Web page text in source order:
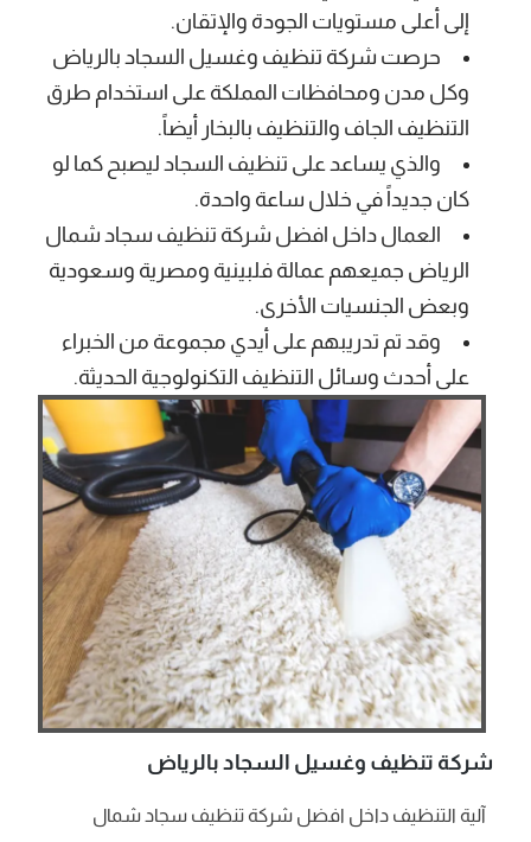
إلى أعلى مستويات الجودة والإتقان.
حرصت شركة تنظيف وغسيل السجاد بالرياض
وكل مدن ومحافظات المملكة على استخدام طرق
التنظيف الجاف والتنظيف بالبخار أيضاً.
والذي يساعد على تنظيف السجاد ليصبح كما لو
كان جديداً في خلال ساعة واحدة.
العمال داخل افضل شركة تنظيف سجاد شمال
الرياض جميعهم عمالة فلبينية ومصرية وسعودية
وبعض الجنسيات الأخرى.
وقد تم تدريبهم على أيدي مجموعة من الخبراء
على أحدث وسائل التنظيف التكنولوجية الحديثة.
شركة تنظيف وغسيل السجاد بالرياض
آلية التنظيف داخل افضل شركة تنظيف سجاد شمال